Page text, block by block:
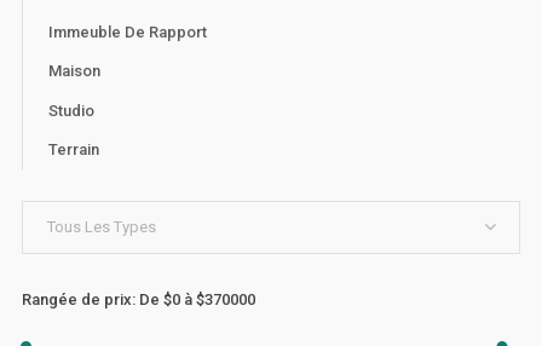
Immeuble De Rapport
Maison
Studio
Terrain
Tous Les Types
Rangée de prix: De $0 à $370000